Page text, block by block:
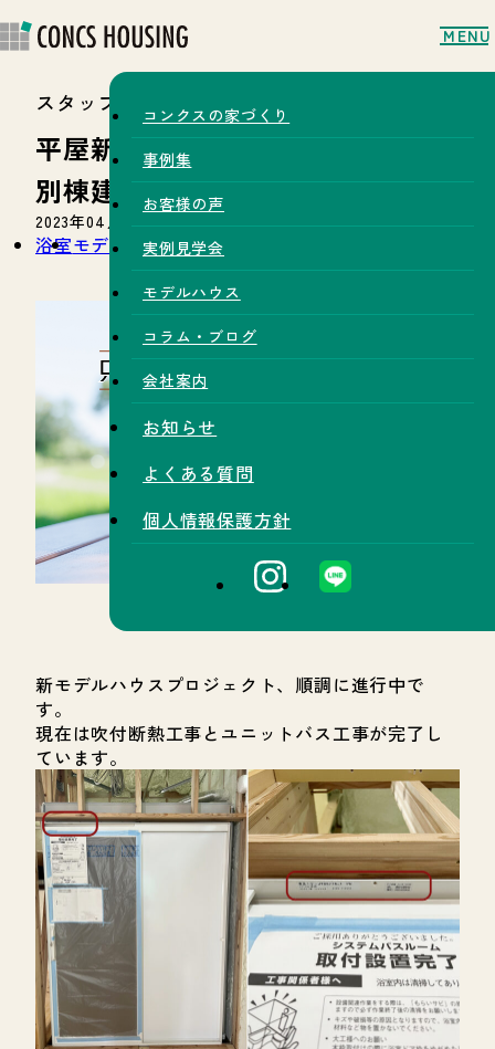
MENU
コンクスの家づくり
事例集
お客様の声
実例見学会
モデルハウス
コラム・ブログ
会社案内
お知らせ
よくある質問
個人情報保護方針
スタッフブログ
平屋新モデルハウス～UB工事・
別棟建物～
2023年04月11日
浴室モデルハウス
新モデルハウスプロジェクト、順調に進行中で
す。
現在は吹付断熱工事とユニットバス工事が完了し
ています。